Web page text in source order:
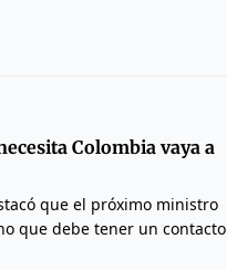
Colombia vaya a
que el próximo ministro
que debe tener un contacto